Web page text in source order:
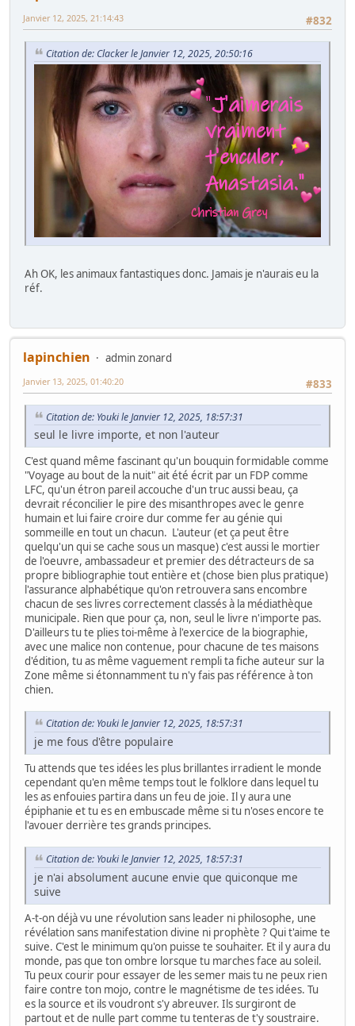
#832
Janvier 12, 2025, 21:14:43
Citation de: Clacker le Janvier 12, 2025, 20:50:16
Ah OK, les animaux fantastiques donc. Jamais je n'aurais eu la
réf.
lapinchien
admin zonard
#833
Janvier 13, 2025, 01:40:20
Citation de: Youki le Janvier 12, 2025, 18:57:31
seul le livre importe, et non l'auteur
C'est quand même fascinant qu'un bouquin formidable comme
"Voyage au bout de la nuit" ait été écrit par un FDP comme
LFC, qu'un étron pareil accouche d'un truc aussi beau, ça
devrait réconcilier le pire des misanthropes avec le genre
humain et lui faire croire dur comme fer au génie qui
sommeille en tout un chacun. L'auteur (et ça peut être
quelqu'un qui se cache sous un masque) c'est aussi le mortier
de l'oeuvre, ambassadeur et premier des détracteurs de sa
propre bibliographie tout entière et (chose bien plus pratique)
l'assurance alphabétique qu'on retrouvera sans encombre
chacun de ses livres correctement classés à la médiathèque
municipale. Rien que pour ça, non, seul le livre n'importe pas.
D'ailleurs tu te plies toi-même à l'exercice de la biographie,
avec une malice non contenue, pour chacune de tes maisons
d'édition, tu as même vaguement rempli ta fiche auteur sur la
Zone même si étonnamment tu n'y fais pas référence à ton
chien.
Citation de: Youki le Janvier 12, 2025, 18:57:31
je me fous d'être populaire
Tu attends que tes idées les plus brillantes irradient le monde
cependant qu'en même temps tout le folklore dans lequel tu
les as enfouies partira dans un feu de joie. Il y aura une
épiphanie et tu es en embuscade même si tu n'oses encore te
l'avouer derrière tes grands principes.
Citation de: Youki le Janvier 12, 2025, 18:57:31
je n'ai absolument aucune envie que quiconque me
suive
A-t-on déjà vu une révolution sans leader ni philosophe, une
révélation sans manifestation divine ni prophète ? Qui t'aime te
suive. C'est le minimum qu'on puisse te souhaiter. Et il y aura du
monde, pas que ton ombre lorsque tu marches face au soleil.
Tu peux courir pour essayer de les semer mais tu ne peux rien
faire contre ton mojo, contre le magnétisme de tes idées. Tu
es la source et ils voudront s'y abreuver. Ils surgiront de
partout et de nulle part comme tu tenteras de t'y soustraire.